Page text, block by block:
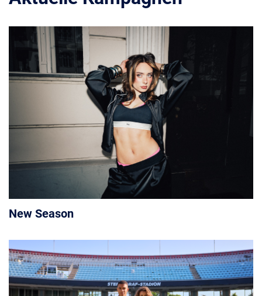
New Season